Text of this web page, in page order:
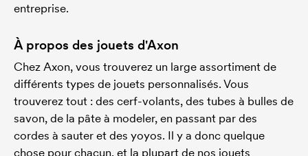
entreprise.
À propos des jouets d'Axon
Chez Axon, vous trouverez un large assortiment de
différents types de jouets personnalisés. Vous
trouverez tout : des cerf-volants, des tubes à bulles de
savon, de la pâte à modeler, en passant par des
cordes à sauter et des yoyos. Il y a donc quelque
chose pour chacun, et la plupart de nos jouets